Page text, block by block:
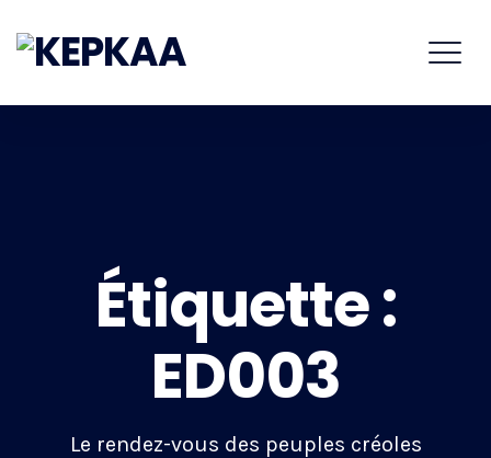
Étiquette :
ED003
Le rendez-vous des peuples créoles